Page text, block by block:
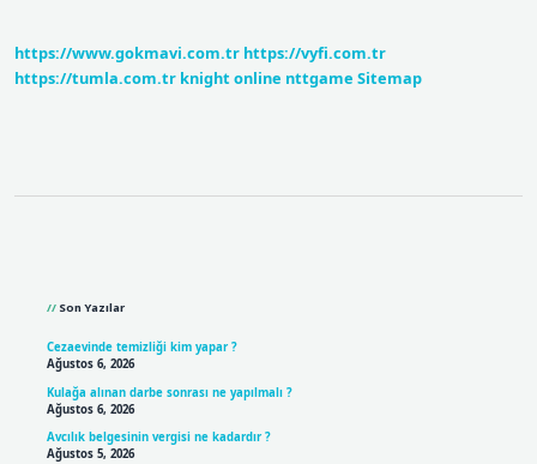
https://www.gokmavi.com.tr https://vyfi.com.tr
https://tumla.com.tr knight online nttgame Sitemap
Son Yazılar
Cezaevinde temizliği kim yapar ?
Ağustos 6, 2026
Kulağa alınan darbe sonrası ne yapılmalı ?
Ağustos 6, 2026
Avcılık belgesinin vergisi ne kadardır ?
Ağustos 5, 2026